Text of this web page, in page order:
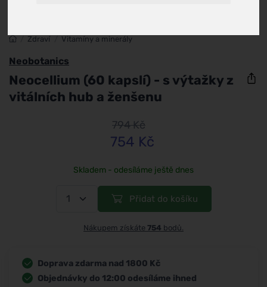
Zdraví Vitamíny a minerály
Neobotanics
Neocellium (60 kapslí) - s výtažky z
vitálních hub a ženšenu
794 Kč
754 Kč
Skladem - odesíláme ještě dnes
Přidat do košíku
Nákupem získáte 754 bodů.
Doprava zdarma nad 1800 Kč
Objednávky do 12:00 odesíláme ihned